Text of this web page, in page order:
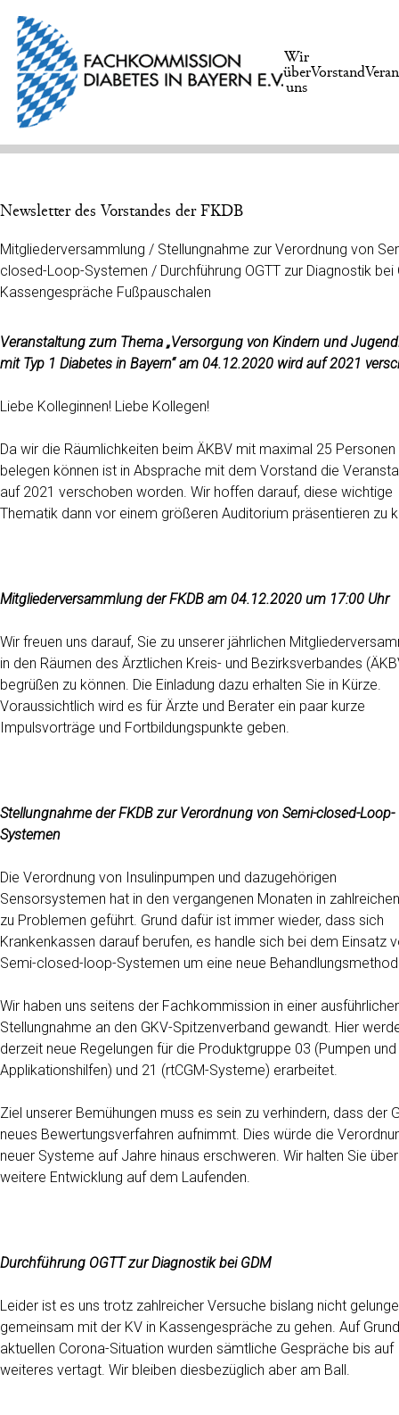
Wir
über
uns
Vorstand
Newsletter des Vorstandes der FKDB
Mitgliederversammlung / Stellungnahme zur Verordnung von
closed-Loop-Systemen / Durchführung OGTT zur Diagnostik bei
Kassengespräche Fußpauschalen
Veranstaltung zum Thema „Versorgung von Kindern und
mit Typ 1 Diabetes in Bayern“ am 04.12.2020 wird auf 2021
Liebe Kolleginnen! Liebe Kollegen!
Da wir die Räumlichkeiten beim ÄKBV mit maximal 25 Personen
belegen können ist in Absprache mit dem Vorstand die
auf 2021 verschoben worden. Wir hoffen darauf, diese wichtige
Thematik dann vor einem größeren Auditorium präsentieren zu
Mitgliederversammlung der FKDB am 04.12.2020 um 17:00 Uhr
Wir freuen uns darauf, Sie zu unserer jährlichen
in den Räumen des Ärztlichen Kreis- und Bezirksverbandes
begrüßen zu können. Die Einladung dazu erhalten Sie in Kürze.
Voraussichtlich wird es für Ärzte und Berater ein paar kurze
Impulsvorträge und Fortbildungspunkte geben.
Stellungnahme der FKDB zur Verordnung von Semi-closed-Loop-
Systemen
Die Verordnung von Insulinpumpen und dazugehörigen
Sensorsystemen hat in den vergangenen Monaten in
zu Problemen geführt. Grund dafür ist immer wieder, dass sich
Krankenkassen darauf berufen, es handle sich bei dem Einsatz
Semi-closed-loop-Systemen um eine neue
Wir haben uns seitens der Fachkommission in einer
Stellungnahme an den GKV-Spitzenverband gewandt. Hier
derzeit neue Regelungen für die Produktgruppe 03 (Pumpen und
Applikationshilfen) und 21 (rtCGM-Systeme) erarbeitet.
Ziel unserer Bemühungen muss es sein zu verhindern, dass der
neues Bewertungsverfahren aufnimmt. Dies würde die
neuer Systeme auf Jahre hinaus erschweren. Wir halten Sie
weitere Entwicklung auf dem Laufenden.
Durchführung OGTT zur Diagnostik bei GDM
Leider ist es uns trotz zahlreicher Versuche bislang nicht
gemeinsam mit der KV in Kassengespräche zu gehen. Auf
aktuellen Corona-Situation wurden sämtliche Gespräche bis auf
weiteres vertagt. Wir bleiben diesbezüglich aber am Ball.